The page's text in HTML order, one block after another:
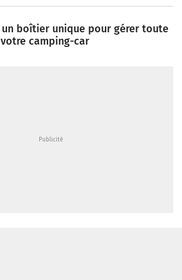
un boîtier unique pour gérer toute
camping-car